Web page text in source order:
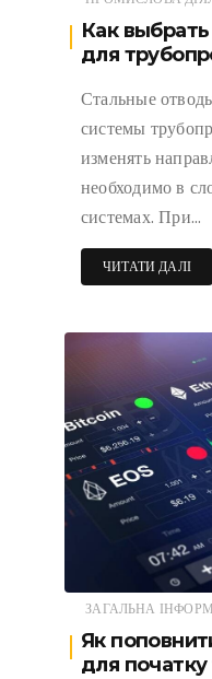
Как
для
Стальные
системы
изменять
необходимо в
системах. При…
ЧИТАТИ ДАЛІ
ЗАГАЛЬНА
Як
для початку